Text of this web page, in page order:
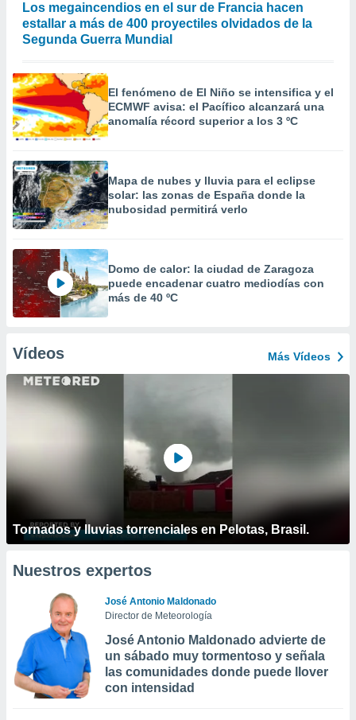
Los megaincendios en el sur de Francia hacen
estallar a más de 400 proyectiles olvidados de la
Segunda Guerra Mundial
El fenómeno de El Niño se intensifica y el
ECMWF avisa: el Pacífico alcanzará una
anomalía récord superior a los 3 ºC
Mapa de nubes y lluvia para el eclipse
solar: las zonas de España donde la
nubosidad permitirá verlo
Domo de calor: la ciudad de Zaragoza
puede encadenar cuatro mediodías con
más de 40 ºC
Vídeos Más Vídeos
Tornados y lluvias torrenciales en Pelotas, Brasil.
Nuestros expertos
José Antonio Maldonado
Director de Meteorología
José Antonio Maldonado advierte de
un sábado muy tormentoso y señala
las comunidades donde puede llover
con intensidad